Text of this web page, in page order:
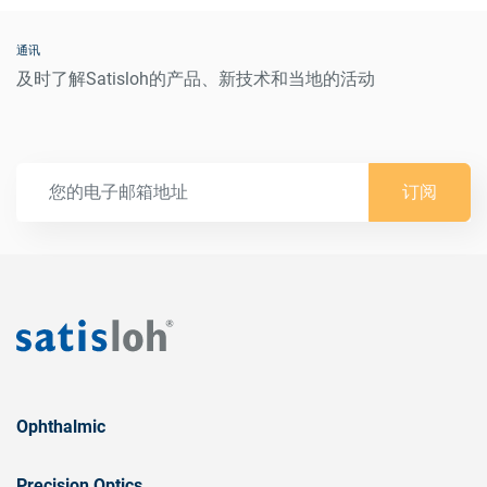
通讯
及时了解Satisloh的产品、新技术和当地的活动
订阅
Ophthalmic